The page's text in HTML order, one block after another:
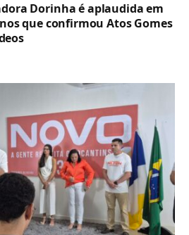
Dorinha é aplaudida em
que confirmou Atos Gomes